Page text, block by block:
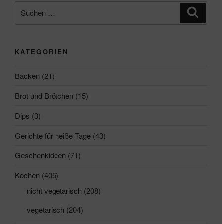
nach:
KATEGORIEN
Backen (21)
Brot und Brötchen (15)
Dips (3)
Gerichte für heiße Tage (43)
Geschenkideen (71)
Kochen (405)
nicht vegetarisch (208)
vegetarisch (204)